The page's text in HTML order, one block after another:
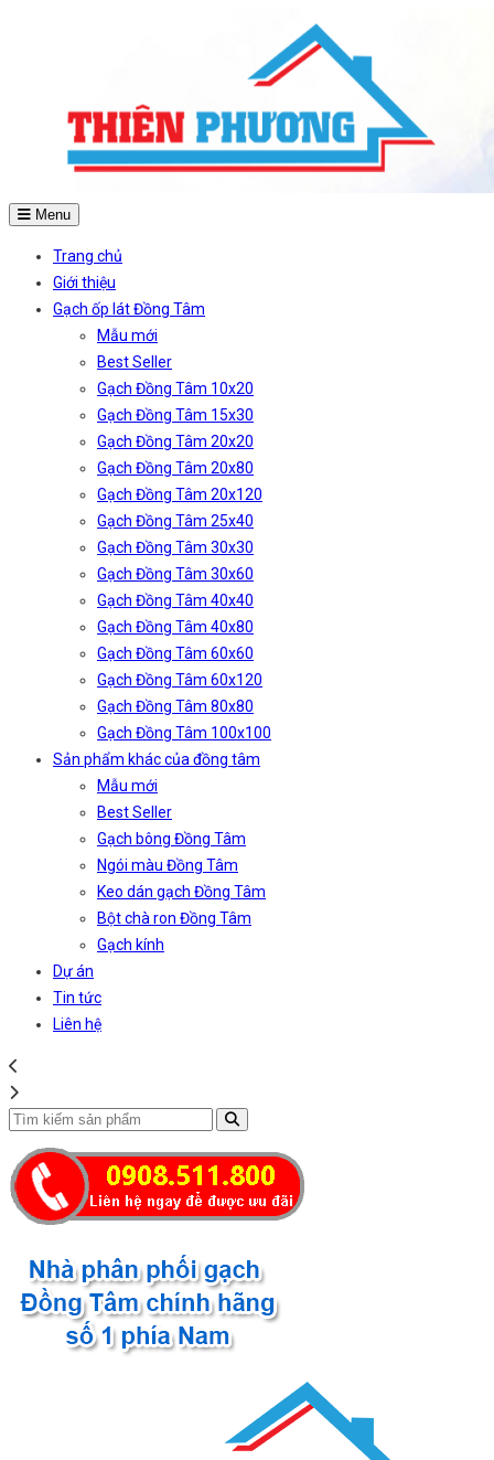
Menu
Trang chủ
Giới thiệu
Gạch ốp lát Đồng Tâm
Mẫu mới
Best Seller
Gạch Đồng Tâm 10x20
Gạch Đồng Tâm 15x30
Gạch Đồng Tâm 20x20
Gạch Đồng Tâm 20x80
Gạch Đồng Tâm 20x120
Gạch Đồng Tâm 25x40
Gạch Đồng Tâm 30x30
Gạch Đồng Tâm 30x60
Gạch Đồng Tâm 40x40
Gạch Đồng Tâm 40x80
Gạch Đồng Tâm 60x60
Gạch Đồng Tâm 60x120
Gạch Đồng Tâm 80x80
Gạch Đồng Tâm 100x100
Sản phẩm khác của đồng tâm
Mẫu mới
Best Seller
Gạch bông Đồng Tâm
Ngói màu Đồng Tâm
Keo dán gạch Đồng Tâm
Bột chà ron Đồng Tâm
Gạch kính
Dự án
Tin tức
Liên hệ